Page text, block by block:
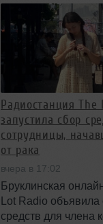
Радиостанция The
запустила сбор
сотрудницы,
от рака
вчера в 17:02
Бруклинская
Lot Radio
средств для члена